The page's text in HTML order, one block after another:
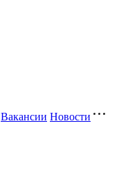
Вакансии Новости